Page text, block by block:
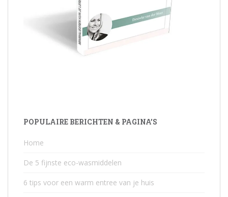
POPULAIRE BERICHTEN & PAGINA’S
Home
De 5 fijnste eco-wasmiddelen
6 tips voor een warm entree van je huis